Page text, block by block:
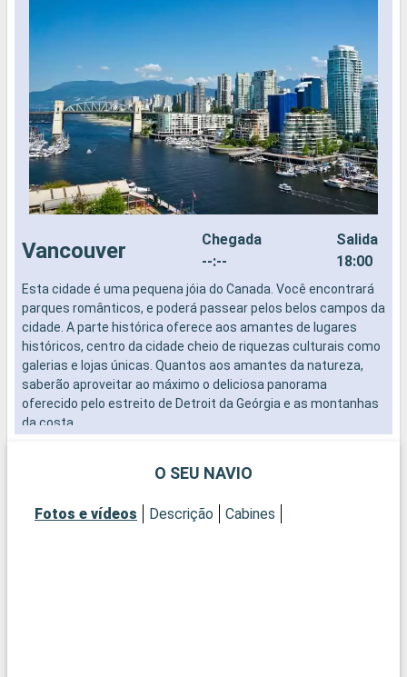
Vancouver
Chegada
--:--
Salida
18:00
Esta cidade é uma pequena jóia do Canada. Você encontrará
parques românticos, e poderá passear pelos belos campos da
cidade. A parte histórica oferece aos amantes de lugares
históricos, centro da cidade cheio de riquezas culturais como
galerias e lojas únicas. Quantos aos amantes da natureza,
saberão aproveitar ao máximo o deliciosa panorama
oferecido pelo estreito de Detroit da Geórgia e as montanhas
da costa.
O SEU NAVIO
Fotos e vídeos Descrição Cabines